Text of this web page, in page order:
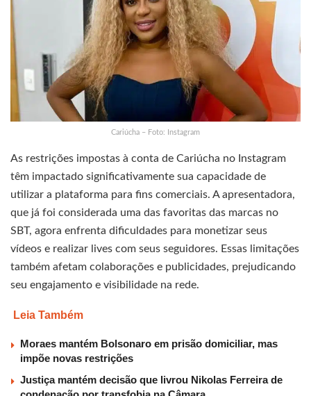
Cariúcha – Foto: Instagram
As restrições impostas à conta de Cariúcha no Instagram
têm impactado significativamente sua capacidade de
utilizar a plataforma para fins comerciais. A apresentadora,
que já foi considerada uma das favoritas das marcas no
SBT, agora enfrenta dificuldades para monetizar seus
vídeos e realizar lives com seus seguidores. Essas limitações
também afetam colaborações e publicidades, prejudicando
seu engajamento e visibilidade na rede.
Leia Também
Moraes mantém Bolsonaro em prisão domiciliar, mas
impõe novas restrições
Justiça mantém decisão que livrou Nikolas Ferreira de